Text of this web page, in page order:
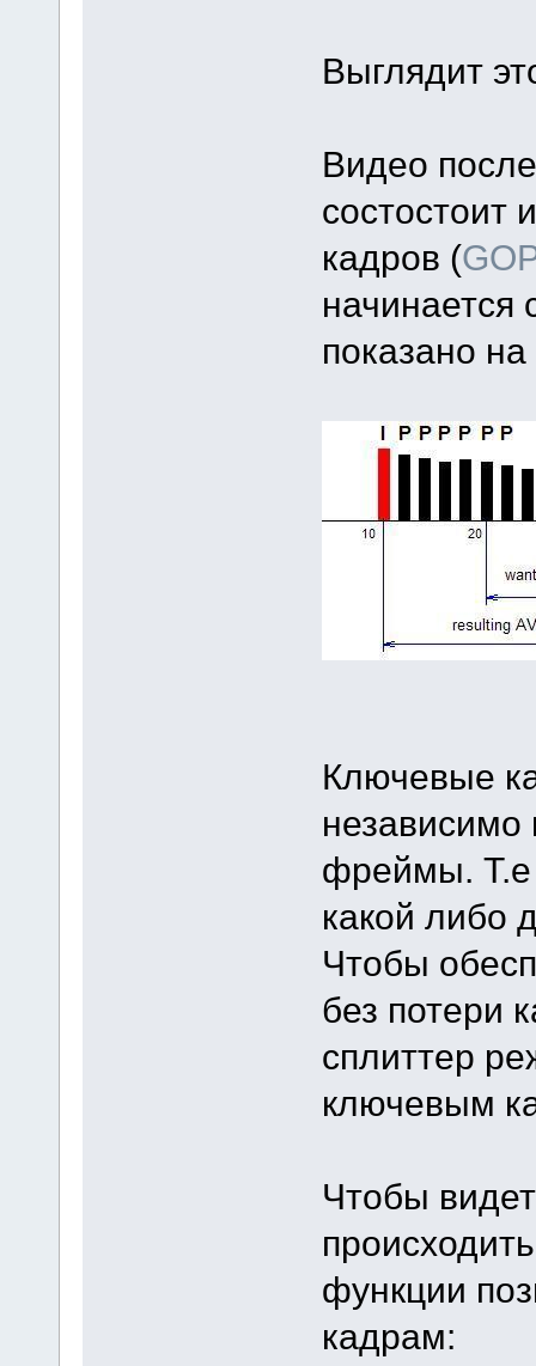
Выглядит
Видео
состостоит
кадров (
начинается
показано на
Ключевые
независимо
фреймы. Т.е
какой либо
Чтобы
без потери
сплиттер
ключевым
Чтобы
функции
кадрам: